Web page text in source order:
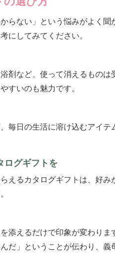
らない」という悩みがよく聞
にしてみてください。
剤など、使って消えるもの
すいのも魅力です。
毎日の生活に溶け込むアイ
ログギフトを
えるカタログギフトは、好
添えるだけで印象が変わりま
だ」ということが伝わり、義